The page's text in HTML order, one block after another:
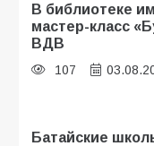
В библиотеке
мастер-класс
ВДВ
107
Батайские